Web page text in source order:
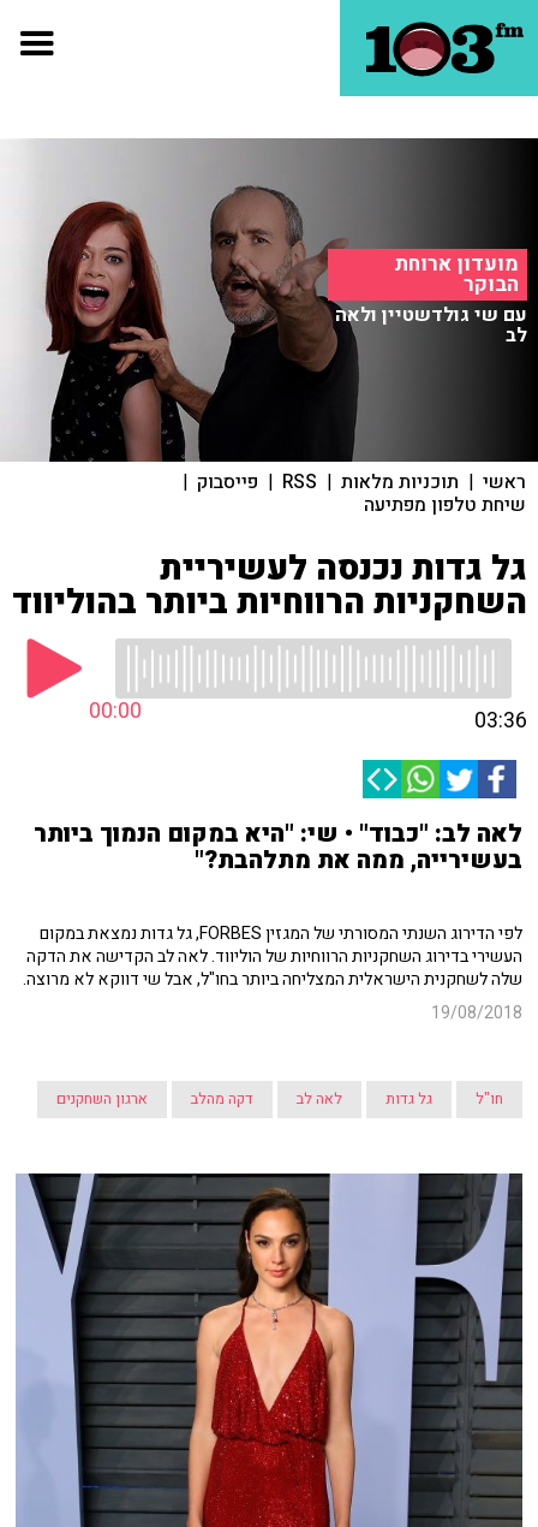
מועדון ארוחת
הבוקר
עם שי גולדשטיין ולאה
לב
ראשי | תוכניות מלאות |
RSS
| פייסבוק |
שיחת טלפון מפתיעה
גל גדות נכנסה לעשיריית
השחקניות הרווחיות ביותר בהוליווד
00:00 03:36
לאה לב: "כבוד" • שי: "היא במקום הנמוך ביותר
בעשירייה, ממה את מתלהבת?"
לפי הדירוג השנתי המסורתי של המגזין FORBES, גל גדות נמצאת במקום
העשירי בדירוג השחקניות הרווחיות של הוליווד. לאה לב הקדישה את הדקה
שלה לשחקנית הישראלית המצליחה ביותר בחו"ל, אבל שי דווקא לא מרוצה.
19/08/2018
חו"ל גל גדות לאה לב דקה מהלב ארגון השחקנים